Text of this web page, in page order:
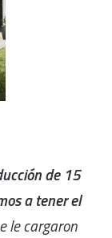
de 15
a tener el
le cargaron